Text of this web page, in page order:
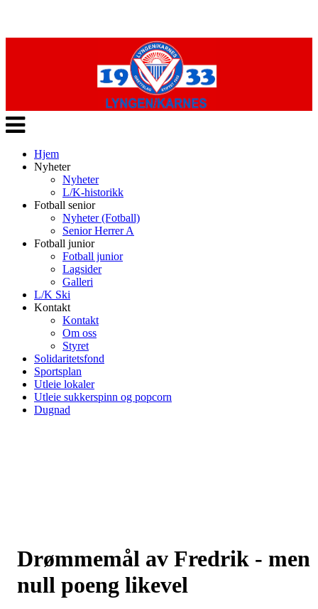
Veksle
navigasjon
Hjem
Nyheter
Nyheter
L/K-historikk
Fotball senior
Nyheter (Fotball)
Senior Herrer A
Fotball junior
Fotball junior
Lagsider
Galleri
L/K Ski
Kontakt
Kontakt
Om oss
Styret
Solidaritetsfond
Sportsplan
Utleie lokaler
Utleie sukkerspinn og popcorn
Dugnad
Drømmemål av Fredrik - men
null poeng likevel